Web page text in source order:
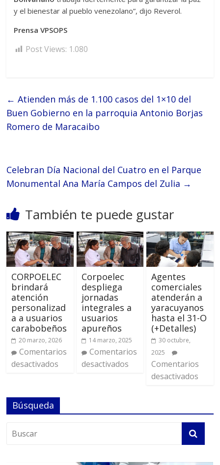
y el bienestar al pueblo venezolano”, dijo Reverol.
Prensa VPSOPS
Post Views: 1.080
← Atienden más de 1.100 casos del 1×10 del
Buen Gobierno en la parroquia Antonio Borjas
Romero de Maracaibo
Celebran Día Nacional del Cuatro en el Parque
Monumental Ana María Campos del Zulia →
También te puede gustar
CORPOELEC
brindará
atención
personalizad
a a usuarios
carabobeños
20 marzo, 2026
Comentarios
desactivados
Corpoelec
despliega
jornadas
integrales a
usuarios
apureños
14 marzo, 2025
Comentarios
desactivados
Agentes
comerciales
atenderán a
yaracuyanos
hasta el 31-O
(+Detalles)
30 octubre,
2025
Comentarios
desactivados
Búsqueda